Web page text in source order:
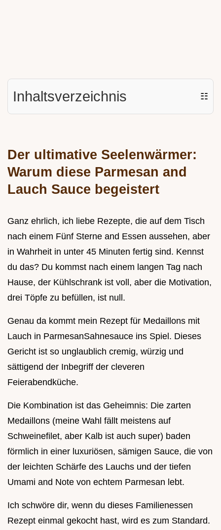
Inhaltsverzeichnis ☷
Der ultimative Seelenwärmer:
Warum diese Parmesan and
Lauch Sauce begeistert
Ganz ehrlich, ich liebe Rezepte, die auf dem Tisch
nach einem Fünf Sterne and Essen aussehen, aber
in Wahrheit in unter 45 Minuten fertig sind. Kennst
du das? Du kommst nach einem langen Tag nach
Hause, der Kühlschrank ist voll, aber die Motivation,
drei Töpfe zu befüllen, ist null.
Genau da kommt mein Rezept für Medaillons mit
Lauch in ParmesanSahnesauce ins Spiel. Dieses
Gericht ist so unglaublich cremig, würzig und
sättigend der Inbegriff der cleveren
Feierabendküche.
Die Kombination ist das Geheimnis: Die zarten
Medaillons (meine Wahl fällt meistens auf
Schweinefilet, aber Kalb ist auch super) baden
förmlich in einer luxuriösen, sämigen Sauce, die von
der leichten Schärfe des Lauchs und der tiefen
Umami and Note von echtem Parmesan lebt.
Ich schwöre dir, wenn du dieses Familienessen
Rezept einmal gekocht hast, wird es zum Standard.